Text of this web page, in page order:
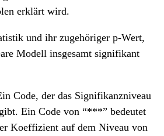
erklärt wird.
und ihr zugehöriger p-Wert,
Modell insgesamt signifikant
Code, der das Signifikanzniveau
Ein Code von “***” bedeutet
Koeffizient auf dem Niveau von